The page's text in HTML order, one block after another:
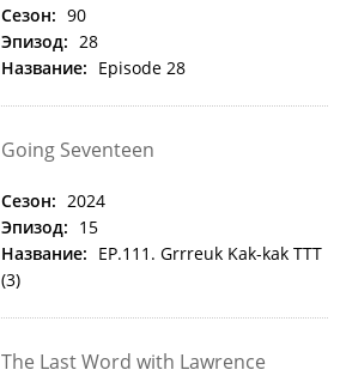
Сезон: 90
Эпизод: 28
Название: Episode 28
Going Seventeen
Сезон: 2024
Эпизод: 15
Название: EP.111. Grrreuk Kak-kak TTT
(3)
The Last Word with Lawrence